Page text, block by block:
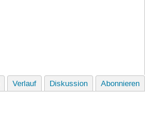
Verlauf Diskussion Abonnieren